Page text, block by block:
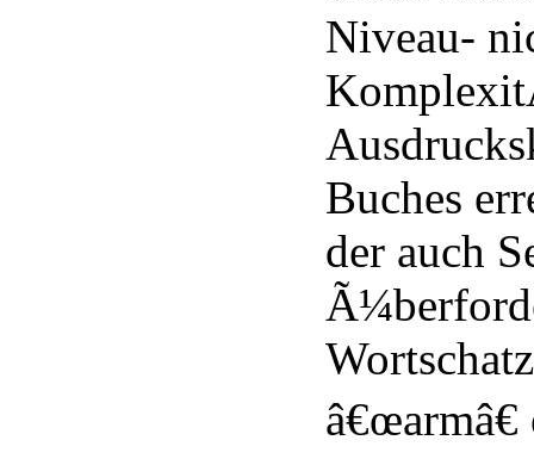
Niveau-
Buches
der auch